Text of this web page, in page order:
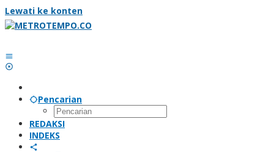
Lewati ke konten
Pencarian
REDAKSI
INDEKS